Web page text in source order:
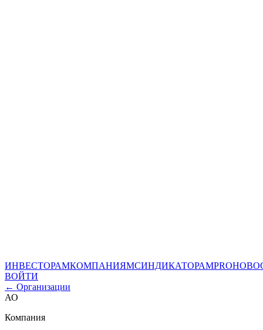
ИНВЕСТОРАМКОМПАНИЯМСИНДИКАТОРАМPRO
ВОЙТИ
← Организации
АО
Компания